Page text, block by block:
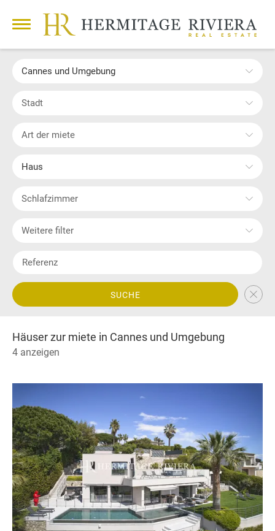
Cannes und Umgebung
Stadt
Art der miete
Haus
Schlafzimmer
Weitere filter
SUCHE
Häuser zur miete in Cannes und Umgebung
4 anzeigen